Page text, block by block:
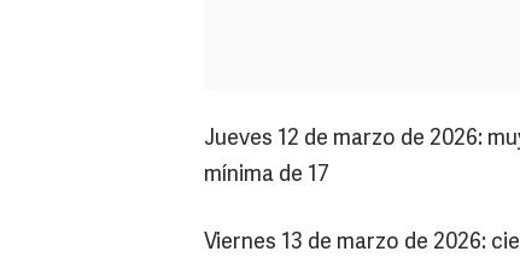
Jueves 12 de marzo de 2026:
mínima de 17
Viernes 13 de marzo de 2026: